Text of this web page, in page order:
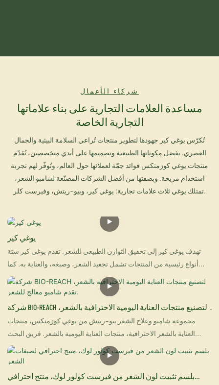
شركاء الأعمال
مساعدة العلامات التجارية على بناء علاماتها
التجارية الخاصة
تُكرّس يوغي كير جهودها لتطوير منتجات تُراعي السلامة البيئية والجمال
العصري. بفضل مكوناتها الطبيعية وتصميمها على أيدي متخصصين، تُقدّم
منتجات يوغي كوزمتكس فوائد جمّة لعملائها حول العالم، وتُوفّر لهم تجربة
استخدام مريحة. وبصفتها من أفضل الشركات المصنّعة لشامبو الشعر،
يوغي كير
تهدف يوغي كير إلى تحقيق التوازن الطبيعي للشعر. تقدم يوغي كير ستة
أنواع رئيسية من المنتجات تشمل تجعيد الشعر، وصبغه، والعناية به. كما
يحظى يو-كيراتين بشعبية واسعة في العديد من البلدان بفضل فعاليته
المذهلة في فرد الشعر وإصلاح الشعر التالف في آن واحد. يُعدّ علاجًا فوريًا
للشعر التالف، ويُحسّن مظهر الشعر الصحي. يتميز كريم صبغة الشعر من
يوغي كير أيضًا بجودته العالية، حيث يمنحك لونًا زاهيًا وثابتًا يدوم طويلًا.
والأهم من ذلك، سهولة استخدامه، مما يتيح لكِ تغيير لون شعركِ بسهولة
شركة BIO-REACH لتصنيع منتجات العناية اليومية الاحترافية بالشعر،
مجموعة شامبو وعلاج الشعر بيو-ريتش من يوغي كوزمتكس، منتجات
العناية بالشعر الاحترافية، منتجات العناية اليومية بالشعر. فريق البحث
والتطوير المحترف في يوغي كوزمتكس. شامبو التنقية رقم 1: شامبو بيو-
ريتش المنقي الذي يزيل الرواسب وتراكم مستحضرات التجميل بسهولة.
يتميز هذا الشامبو بقدرته على إذابة الشوائب وتحسين مظهر الشعر فورًا.
بلسم تثبيت لون الشعر من فيرست كولور لوك، منتج احترافي